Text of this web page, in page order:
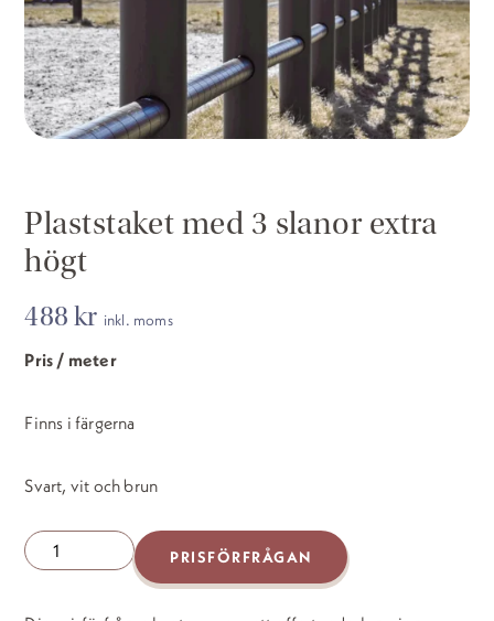
Plaststaket med 3 slanor extra
högt
488kr inkl. moms
Pris / meter
Finns i färgerna
Svart, vit och brun
Plaststaket
PRISFÖRFRÅGAN